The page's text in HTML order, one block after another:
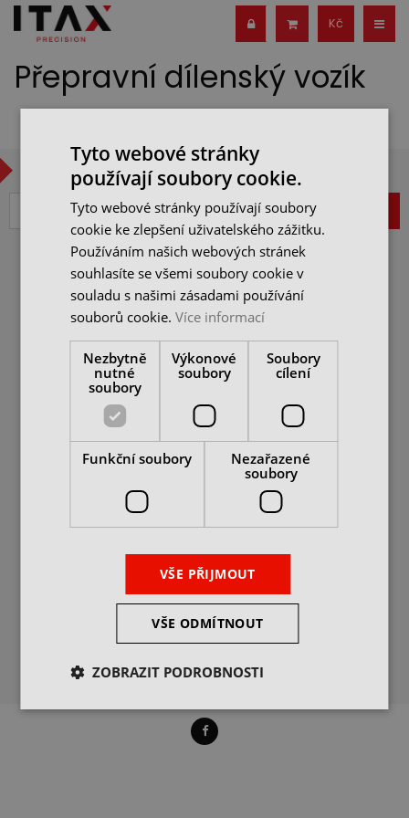
Kč
Přepravní dílenský vozík
CHCETE BÝT V OBRAZE?
ZAREGISTROVAT
Freyova 983/25,
190 00 Praha 9
DIČ: CZ25062760
+420 469 318 400
info@itax.cz
VŠEOBECNÉ OBCHODNÍ
PODMÍNKY
JAK NAKUPOVAT
REKLAMAČNÍ ŘÁD
OCHRANA OSOBNÍCH
ÚDAJŮ
PODROBNĚ O COOKIES
POPTÁVKY
VÝDEJ ZBOŽÍ
Tyto webové stránky
používají soubory cookie.
Tyto webové stránky používají soubory
cookie ke zlepšení uživatelského zážitku.
Používáním našich webových stránek
souhlasíte se všemi soubory cookie v
souladu s našimi zásadami používání
souborů cookie.Více informací
Nezbytně
nutné
soubory
Výkonové
soubory
Soubory
cílení
Funkční soubory
Nezařazené
soubory
VŠE PŘIJMOUT
VŠE ODMÍTNOUT
ZOBRAZIT PODROBNOSTI